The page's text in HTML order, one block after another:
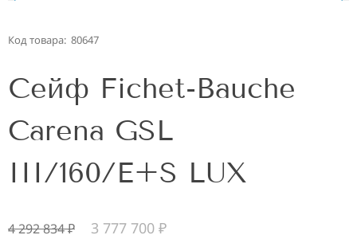
Код товара: 80647
Сейф Fichet-Bauche
Carena GSL
III/160/E+S LUX
4 292 834₽ 3 777 700 ₽